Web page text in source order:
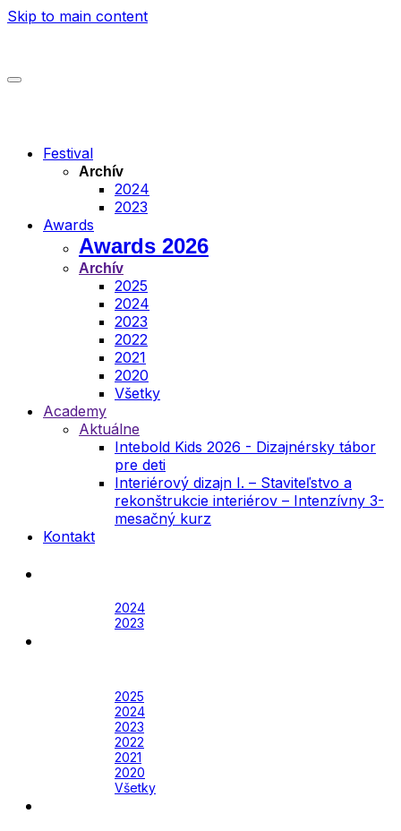
Skip to main content
Festival
Archív
2024
2023
Awards
Awards 2026
Archív
2025
2024
2023
2022
2021
2020
Všetky
Academy
Aktuálne
Intebold Kids 2026 - Dizajnérsky tábor
pre deti
Interiérový dizajn I. – Staviteľstvo a
rekonštrukcie interiérov – Intenzívny 3-
mesačný kurz
Kontakt
2024
2023
2025
2024
2023
2022
2021
2020
Všetky